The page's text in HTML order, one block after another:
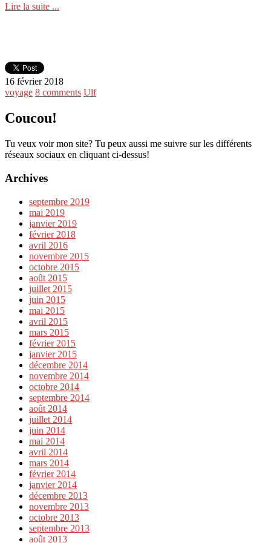
Lire la suite ...
16 février 2018
voyage 8 comments Ulf
Coucou!
Tu veux voir mon site? Tu peux aussi me suivre sur les différents
réseaux sociaux en cliquant ci-dessus!
Archives
septembre 2019
mai 2019
janvier 2019
février 2018
avril 2016
novembre 2015
octobre 2015
août 2015
juillet 2015
juin 2015
mai 2015
avril 2015
mars 2015
février 2015
janvier 2015
décembre 2014
novembre 2014
octobre 2014
septembre 2014
août 2014
juillet 2014
juin 2014
mai 2014
avril 2014
mars 2014
février 2014
janvier 2014
décembre 2013
novembre 2013
octobre 2013
septembre 2013
août 2013